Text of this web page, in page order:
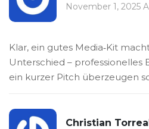
November 1, 2025
Klar, ein gutes Media‑Kit
Unterschied – professionelles
ein kurzer Pitch überzeugen
Christian